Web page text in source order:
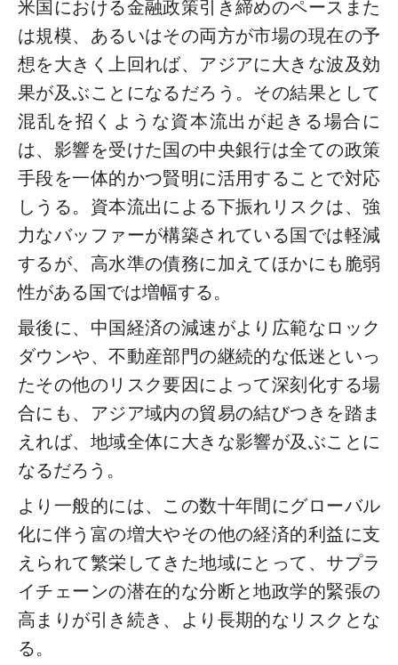
米国における金融政策引き締めのペースまた
は規模、あるいはその両方が市場の現在の予
想を大きく上回れば、アジアに大きな波及効
果が及ぶことになるだろう。その結果として
混乱を招くような資本流出が起きる場合に
は、影響を受けた国の中央銀行は全ての政策
手段を一体的かつ賢明に活用することで対応
しうる。資本流出による下振れリスクは、強
力なバッファーが構築されている国では軽減
するが、高水準の債務に加えてほかにも脆弱
性がある国では増幅する。
最後に、中国経済の減速がより広範なロック
ダウンや、不動産部門の継続的な低迷といっ
たその他のリスク要因によって深刻化する場
合にも、アジア域内の貿易の結びつきを踏ま
えれば、地域全体に大きな影響が及ぶことに
なるだろう。
より一般的には、この数十年間にグローバル
化に伴う富の増大やその他の経済的利益に支
えられて繁栄してきた地域にとって、サプラ
イチェーンの潜在的な分断と地政学的緊張の
高まりが引き続き、より長期的なリスクとな
る。